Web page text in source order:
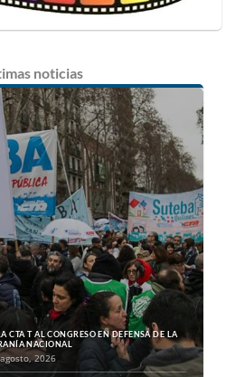
noticias
CTA T AL CONGRESO EN DEFENSA DE LA
NACIONAL
2026